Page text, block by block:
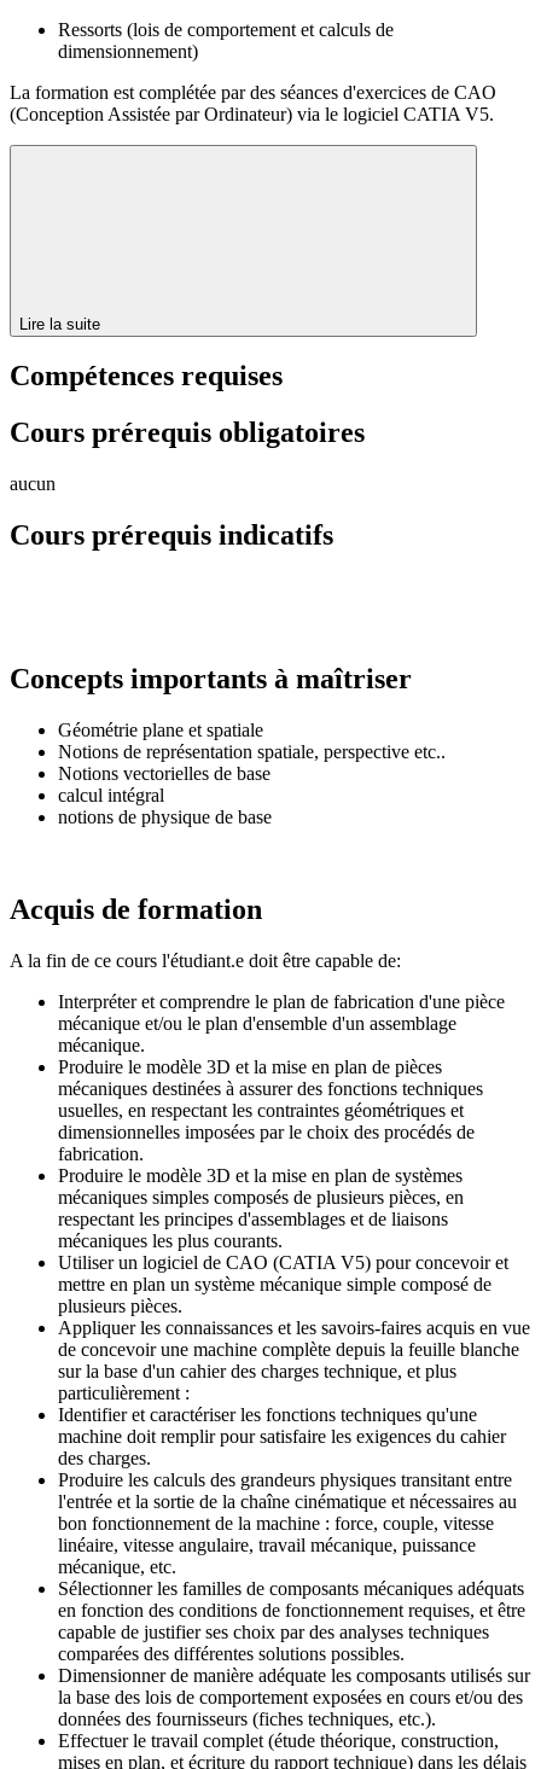
Ressorts (lois de comportement et calculs de
dimensionnement)
La formation est complétée par des séances d'exercices de CAO
(Conception Assistée par Ordinateur) via le logiciel CATIA V5.
Lire la suite
Compétences requises
Cours prérequis obligatoires
aucun
Cours prérequis indicatifs
Concepts importants à maîtriser
Géométrie plane et spatiale
Notions de représentation spatiale, perspective etc..
Notions vectorielles de base
calcul intégral
notions de physique de base
Acquis de formation
A la fin de ce cours l'étudiant.e doit être capable de:
Interpréter et comprendre le plan de fabrication d'une pièce
mécanique et/ou le plan d'ensemble d'un assemblage
mécanique.
Produire le modèle 3D et la mise en plan de pièces
mécaniques destinées à assurer des fonctions techniques
usuelles, en respectant les contraintes géométriques et
dimensionnelles imposées par le choix des procédés de
fabrication.
Produire le modèle 3D et la mise en plan de systèmes
mécaniques simples composés de plusieurs pièces, en
respectant les principes d'assemblages et de liaisons
mécaniques les plus courants.
Utiliser un logiciel de CAO (CATIA V5) pour concevoir et
mettre en plan un système mécanique simple composé de
plusieurs pièces.
Appliquer les connaissances et les savoirs-faires acquis en vue
de concevoir une machine complète depuis la feuille blanche
sur la base d'un cahier des charges technique, et plus
particulièrement :
Identifier et caractériser les fonctions techniques qu'une
machine doit remplir pour satisfaire les exigences du cahier
des charges.
Produire les calculs des grandeurs physiques transitant entre
l'entrée et la sortie de la chaîne cinématique et nécessaires au
bon fonctionnement de la machine : force, couple, vitesse
linéaire, vitesse angulaire, travail mécanique, puissance
mécanique, etc.
Sélectionner les familles de composants mécaniques adéquats
en fonction des conditions de fonctionnement requises, et être
capable de justifier ses choix par des analyses techniques
comparées des différentes solutions possibles.
Dimensionner de manière adéquate les composants utilisés sur
la base des lois de comportement exposées en cours et/ou des
données des fournisseurs (fiches techniques, etc.).
Effectuer le travail complet (étude théorique, construction,
mises en plan, et écriture du rapport technique) dans les délais